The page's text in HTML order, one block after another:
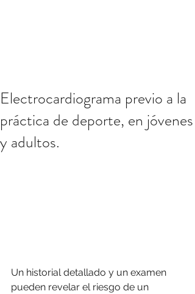
Electrocardiograma previo a la
práctica de deporte, en jóvenes
y adultos.
Un historial detallado y un examen
pueden revelar el riesgo de un